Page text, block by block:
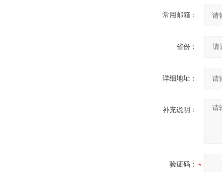
常用邮箱：
省份：
详细地址：
补充说明：
验证码：